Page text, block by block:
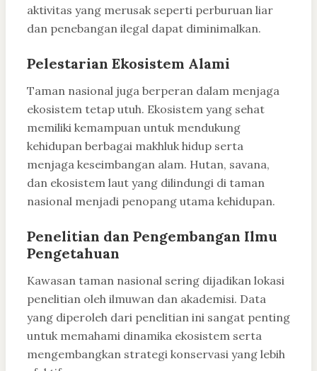
aktivitas yang merusak seperti perburuan liar
dan penebangan ilegal dapat diminimalkan.
Pelestarian Ekosistem Alami
Taman nasional juga berperan dalam menjaga
ekosistem tetap utuh. Ekosistem yang sehat
memiliki kemampuan untuk mendukung
kehidupan berbagai makhluk hidup serta
menjaga keseimbangan alam. Hutan, savana,
dan ekosistem laut yang dilindungi di taman
nasional menjadi penopang utama kehidupan.
Penelitian dan Pengembangan Ilmu
Pengetahuan
Kawasan taman nasional sering dijadikan lokasi
penelitian oleh ilmuwan dan akademisi. Data
yang diperoleh dari penelitian ini sangat penting
untuk memahami dinamika ekosistem serta
mengembangkan strategi konservasi yang lebih